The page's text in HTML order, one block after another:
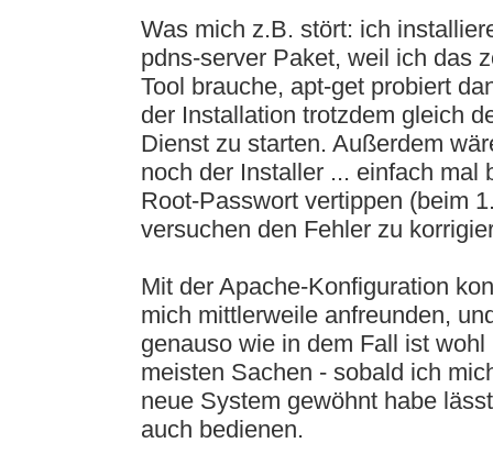
Was mich z.B. stört: ich
pdns-server Paket, weil ich das
Tool brauche, apt-get probiert
der Installation trotzdem gleich
Dienst zu starten. Außerdem
noch der Installer ... einfach mal
Root-Passwort vertippen (beim
versuchen den Fehler zu
Mit der Apache-Konfiguration
mich mittlerweile anfreunden,
genauso wie in dem Fall ist wohl
meisten Sachen - sobald ich
neue System gewöhnt habe
auch bedienen.